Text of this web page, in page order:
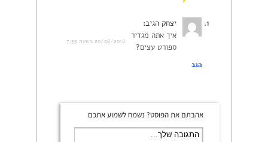
יצחק הגיב:
20/08/2018 בשעה 7:35
איך אתה מגדיר
ספורט עצים?
הגב
אהבתם את הפוסט? נשמח לשמוע אתכם